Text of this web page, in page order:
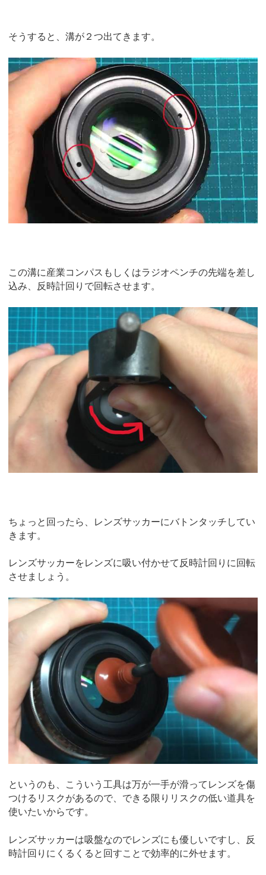
そうすると、溝が２つ出てきます。
この溝に産業コンパスもしくはラジオペンチの先端を差し
込み、反時計回りで回転させます。
ちょっと回ったら、レンズサッカーにバトンタッチしてい
きます。
レンズサッカーをレンズに吸い付かせて反時計回りに回転
させましょう。
というのも、こういう工具は万が一手が滑ってレンズを傷
つけるリスクがあるので、できる限りリスクの低い道具を
使いたいからです。
レンズサッカーは吸盤なのでレンズにも優しいですし、反
時計回りにくるくると回すことで効率的に外せます。